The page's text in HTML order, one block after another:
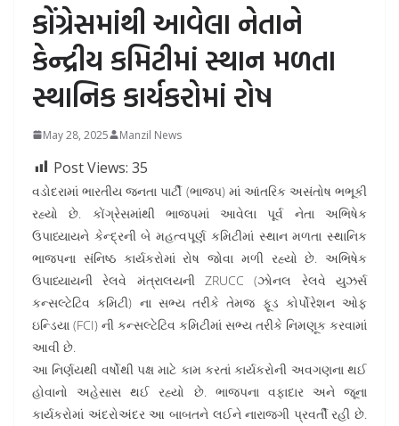
કોંગ્રેસમાંથી આવેલા નેતાને
કેન્દ્રીય કમિટીમાં સ્થાન મળતા
સ્થાનિક કાર્યકરોમાં રોષ
May 28, 2025 Manzil News
Post Views: 35
વડોદરામાં ભારતીય જનતા પાર્ટી (ભાજપ) માં આંતરિક અસંતોષ ભભૂકી
રહ્યો છે. કોંગ્રેસમાંથી ભાજપમાં આવેલા પૂર્વ નેતા અભિષેક
ઉપાધ્યાયને કેન્દ્રની બે મહત્વપૂર્ણ કમિટીમાં સ્થાન મળતા સ્થાનિક
ભાજપના સંનિષ્ઠ કાર્યકરોમાં રોષ જોવા મળી રહ્યો છે. અભિષેક
ઉપાધ્યાયની રેલવે મંત્રાલયની ZRUCC (ઝોનલ રેલવે યુઝર્સ
કન્સલ્ટેટિવ કમિટી) ના સભ્ય તરીકે તેમજ ફૂડ કોર્પોરેશન ઓફ
ઇન્ડિયા (FCI) ની કન્સલ્ટેટિવ કમિટીમાં સભ્ય તરીકે નિમણૂક કરવામાં
આવી છે.
આ નિર્ણયથી વર્ષોથી પક્ષ માટે કામ કરતાં કાર્યકરોની અવગણના થઈ
હોવાનો અહેસાસ થઈ રહ્યો છે. ભાજપના વફાદાર અને જૂના
કાર્યકરોમાં અંદરોઅંદર આ બાબતને લઈને નારાજગી પ્રવર્તી રહી છે.